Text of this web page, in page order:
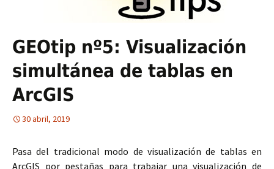
GEOtip nº5: Visualización
simultánea de tablas en
ArcGIS
30 abril, 2019
Pasa del tradicional modo de visualización de tablas en
ArcGIS por pestañas para trabajar una visualización de